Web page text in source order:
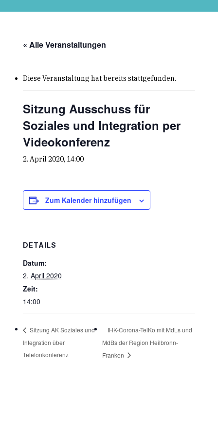
« Alle Veranstaltungen
Diese Veranstaltung hat bereits stattgefunden.
Sitzung Ausschuss für
Soziales und Integration per
Videokonferenz
2. April 2020, 14:00
Zum Kalender hinzufügen
DETAILS
Datum:
2. April 2020
Zeit:
14:00
Sitzung AK Soziales und
Integration über
Telefonkonferenz
IHK-Corona-TelKo mit MdLs und
MdBs der Region Heilbronn-
Franken